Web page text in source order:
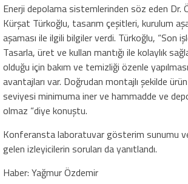
Enerji depolama sistemlerinden söz eden Dr.
Kürşat Türkoğlu, tasarım çeşitleri, kurulum
aşaması ile ilgili bilgiler verdi. Türkoğlu, “Son
Tasarla, üret ve kullan mantığı ile kolaylık
olduğu için bakım ve temizliği özenle
avantajları var. Doğrudan montajlı şekilde
seviyesi minimuma iner ve hammadde ve
olmaz “diye konuştu.
Konferansta laboratuvar gösterim sunumu
gelen izleyicilerin soruları da yanıtlandı.
Haber: Yağmur Özdemir